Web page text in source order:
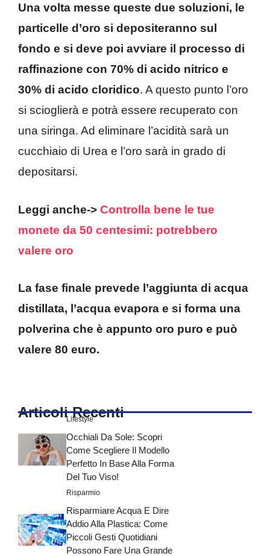
Una volta messe queste due soluzioni, le
particelle d’oro si depositeranno sul
fondo e si deve poi avviare il processo di
raffinazione con 70% di acido nitrico e
30% di acido cloridico. A questo punto l’oro
si scioglierà e potrà essere recuperato con
una siringa. Ad eliminare l’acidità sarà un
cucchiaio di Urea e l’oro sarà in grado di
depositarsi.
Leggi anche-> Controlla bene le tue
monete da 50 centesimi: potrebbero
valere oro
La fase finale prevede l’aggiunta di acqua
distillata, l’acqua evapora e si forma una
polverina che è appunto oro puro e può
valere 80 euro.
Articoli Recenti
Lifestyle
Occhiali Da Sole: Scopri
Come Scegliere Il Modello
Perfetto In Base Alla Forma
Del Tuo Viso!
Risparmio
Risparmiare Acqua E Dire
Addio Alla Plastica: Come
Piccoli Gesti Quotidiani
Possono Fare Una Grande